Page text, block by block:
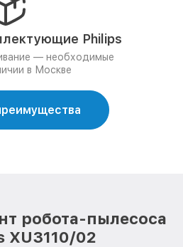
Philips
— необходимые
в Москве
робота-пылесоса
XU3110/02